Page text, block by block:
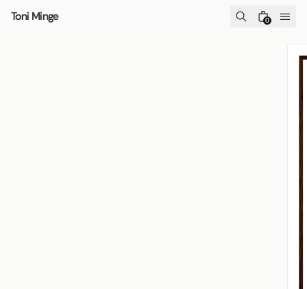
Toni Minge 0